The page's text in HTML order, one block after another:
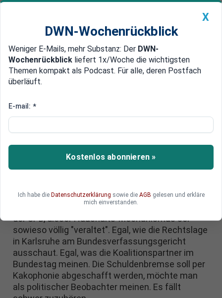
Newsticker MEIN DWN: Geldanlage Premium
Edelmetalle DWN-Magazin China
Wie SPD und Grüne die
wollen und die FDP kirre machen
Die Grünen fordern, dass Finanzminister
Christian Lindner und die FDP endlich die
Mal wieder der Versuch, die Schuldenbremse zu
lockern. Prompt meint Kanzler Olaf Scholz von
der SPD, dieser Haushalts-Mechanismus sei
sowieso völlig "veraltet". Egal, wie die Rechtslage
in Karlsruhe am Bundesverfassungsgericht
ausschaut. Egal, was die Koalitionspartner im
Bundestag meinen. Die Schuldenbremse soll per
Kakophonie abgeschafft werden, möchte man
als politischer Beobachter meinen. Es fällt
X
DWN-Wochenrückblick
Weniger E-Mails, mehr Substanz: Der DWN-
Wochenrückblick liefert 1x/Woche die wichtigsten
Themen kompakt als Podcast. Für alle, deren Postfach
überläuft.
E-mail: *
Kostenlos abonnieren »
Ich habe die Datenschutzerklärung sowie die AGB gelesen und erkläre
mich einverstanden.